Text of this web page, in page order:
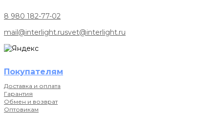
8 980 182-77-02
mail@interlight.rusvet@interlight.ru
Покупателям
Доставка и оплата
Гарантия
Обмен и возврат
Оптовикам